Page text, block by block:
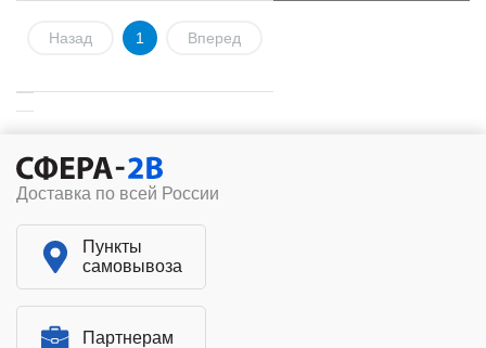
Назад 1 Вперед
Доставка по всей России
Пункты
самовывоза
Партнерам